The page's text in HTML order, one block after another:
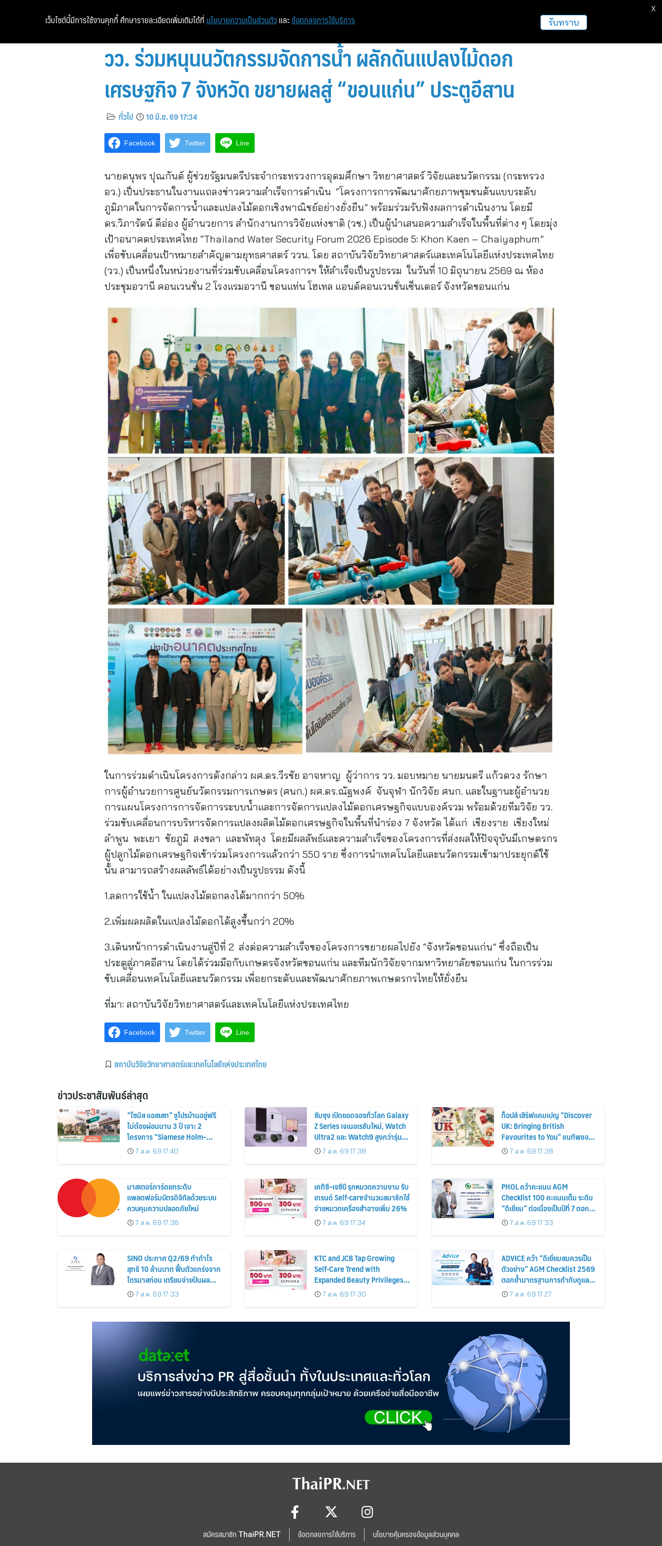
วว. ร่วมหนุนนวัตกรรมจัดการน้ำ ผลักดันแปลงไม้ดอก
เศรษฐกิจ 7 จังหวัด ขยายผลสู่ “ขอนแก่น” ประตูอีสาน
ทั่วไป 10 มิ.ย. 69 17:34
Facebook Twitter Line
นายดนุพร ปุณกันต์ ผู้ช่วยรัฐมนตรีประจำกระทรวงการอุดมศึกษา วิทยาศาสตร์ วิจัยและนวัตกรรม (กระทรวง
อว.) เป็นประธานในงานแถลงข่าวความสำเร็จการดำเนิน “โครงการการพัฒนาศักยภาพชุมชนต้นแบบระดับ
ภูมิภาคในการจัดการน้ำและแปลงไม้ดอกเชิงพาณิชย์อย่างยั่งยืน” พร้อมร่วมรับฟังผลการดำเนินงาน โดยมี
ดร.วิภารัตน์ ดีอ่อง ผู้อำนวยการ สำนักงานการวิจัยแห่งชาติ (วช.) เป็นผู้นำเสนอความสำเร็จในพื้นที่ต่าง ๆ โดยมุ่ง
เป้าอนาคตประเทศไทย “Thailand Water Security Forum 2026 Episode 5: Khon Kaen – Chaiyaphum”
เพื่อขับเคลื่อนเป้าหมายสำคัญตามยุทธศาสตร์ ววน. โดย สถาบันวิจัยวิทยาศาสตร์และเทคโนโลยีแห่งประเทศไทย
(วว.) เป็นหนึ่งในหน่วยงานที่ร่วมขับเคลื่อนโครงการฯ ให้สำเร็จเป็นรูปธรรม ในวันที่ 10 มิถุนายน 2569 ณ ห้อง
ประชุมอวานี คอนเวนชั่น 2 โรงแรมอวานี ขอนแท่น โฮเทล แอนด์คอนเวนชั่นเซ็นเตอร์ จังหวัดขอนแก่น
ในการร่วมดำเนินโครงการดังกล่าว ผศ.ดร.วีรชัย อาจหาญ ผู้ว่าการ วว. มอบหมาย นายมนตรี แก้วดวง รักษา
การผู้อำนวยการศูนย์นวัตกรรมการเกษตร (ศนก.) ผศ.ดร.ณัฐพงค์ จันจุฬา นักวิจัย ศนก. และในฐานะผู้อำนวย
การแผนโครงการการจัดการระบบน้ำและการจัดการแปลงไม้ดอกเศรษฐกิจแบบองค์รวม พร้อมด้วยทีมวิจัย วว.
ร่วมขับเคลื่อนการบริหารจัดการแปลงผลิตไม้ดอกเศรษฐกิจในพื้นที่นำร่อง 7 จังหวัด ได้แก่ เชียงราย เชียงใหม่
ลำพูน พะเยา ชัยภูมิ สงขลา และพัทลุง โดยมีผลลัพธ์และความสำเร็จของโครงการที่ส่งผลให้ปัจจุบันมีเกษตรกร
ผู้ปลูกไม้ดอกเศรษฐกิจเข้าร่วมโครงการแล้วกว่า 550 ราย ซึ่งการนำเทคโนโลยีและนวัตกรรมเข้ามาประยุกต์ใช้
นั้น สามารถสร้างผลลัพธ์ได้อย่างเป็นรูปธรรม ดังนี้
1.ลดการใช้น้ำ ในแปลงไม้ดอกลงได้มากกว่า 50%
2.เพิ่มผลผลิตในแปลงไม้ดอกได้สูงขึ้นกว่า 20%
3.เดินหน้าการดำเนินงานสู่ปีที่ 2 ส่งต่อความสำเร็จของโครงการขยายผลไปยัง “จังหวัดขอนแก่น” ซึ่งถือเป็น
ประตูสู่ภาคอีสาน โดยได้ร่วมมือกับเกษตรจังหวัดขอนแก่น และทีมนักวิจัยจากมหาวิทยาลัยขอนแก่น ในการร่วม
ขับเคลื่อนเทคโนโลยีและนวัตกรรม เพื่อยกระดับและพัฒนาศักยภาพเกษตรกรไทยให้ยั่งยืน
ที่มา: สถาบันวิจัยวิทยาศาสตร์และเทคโนโลยีแห่งประเทศไทย
Facebook Twitter Line
สถาบันวิจัยวิทยาศาสตร์และเทคโนโลยีแห่งประเทศไทย
ข่าวประชาสัมพันธ์ล่าสุด
“ไซมิส แอสเสท” ชูโปรบ้านอยู่ฟรี
ไม่ต้องผ่อนนาน 3 ปี เจาะ 2
โครงการ “Siamese Holm–
Siamese Blossom” พร้อม
ส่วนลดและสิทธิพิเศษถึง 31
7 ส.ค. 69 17:40
ซัมซุง เปิดยอดจองทั่วโลก Galaxy
Z Series เจเนอเรชันใหม่, Watch
Ultra2 และ Watch9 สูงกว่ารุ่น
ก่อนหน้ากว่า 30%
7 ส.ค. 69 17:38
ท็อปส์ เสิร์ฟแคมเปญ “Discover
UK: Bringing British
Favourites to You” ขนทัพของ
อร่อยและไอเท็มฮิตจากสหราช
อาณาจักร ส่งตรงถึงมือตั้งแต่วัน
7 ส.ค. 69 17:38
มาสเตอร์การ์ดยกระดับ
แพลตฟอร์มบัตรดิจิทัลด้วยระบบ
ควบคุมความปลอดภัยใหม่
7 ส.ค. 69 17:36
เคทีซี–เจซีบี รุกหมวดความงาม รับ
เทรนด์ Self-careจำนวนสมาชิกใช้
จ่ายหมวดเครื่องสำอางเพิ่ม 26%
7 ส.ค. 69 17:34
PHOL คว้าคะแนน AGM
Checklist 100 คะแนนเต็ม ระดับ
“ดีเยี่ยม” ต่อเนื่องเป็นปีที่ 7 ตอกย้ำ
การดำเนินธุรกิจตามหลักธรรมาภิ
บาล โปร่งใส สร้างความเชื่อมั่นผู้
7 ส.ค. 69 17:33
SINO ประกาศ Q2/69 ทำกำไร
สุทธิ 10 ล้านบาท ฟื้นตัวแกร่งจาก
ไตรมาสก่อน เตรียมจ่ายปันผล
ระหว่างกาล 0.014423 บาทต่อหุ้น
ครึ่งปีหลังมุ่งเติบโตต่อเนื่อง
7 ส.ค. 69 17:33
KTC and JCB Tap Growing
Self-Care Trend with
Expanded Beauty Privileges
Number of KTC JCB
Cardmembers Spending on
7 ส.ค. 69 17:30
ADVICE คว้า “ดีเยี่ยมสมควรเป็น
ตัวอย่าง” AGM Checklist 2569
ตอกย้ำมาตรฐานการกำกับดูแล
กิจการที่ดี
7 ส.ค. 69 17:27
สมัครสมาชิก ThaiPR.NET ข้อตกลงการใช้บริการ นโยบายคุ้มครองข้อมูลส่วนบุคคล
เว็บไซต์นี้มีการใช้งานคุกกี้ ศึกษารายละเอียดเพิ่มเติมได้ที่ นโยบายความเป็นส่วนตัว และ ข้อตกลงการใช้บริการ รับทราบ
X